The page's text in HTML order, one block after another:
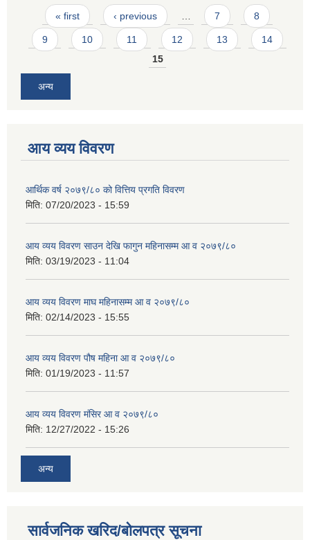
Pages
« first ‹ previous 7 8
9 10 11 12 13
14
15
अन्य
आय व्यय विवरण
आर्थिक वर्ष २०७९/८० को वित्तिय प्रगति विवरण
मिति: 07/20/2023 - 15:59
आय व्यय विवरण साउन देखि फागुन महिनासम्म आ व २०७९/८०
मिति: 03/19/2023 - 11:04
आय व्यय विवरण माघ महिनासम्म आ व २०७९/८०
मिति: 02/14/2023 - 15:55
आय व्यय विवरण पौष महिना आ व २०७९/८०
मिति: 01/19/2023 - 11:57
आय व्यय विवरण मंसिर आ व २०७९/८०
मिति: 12/27/2022 - 15:26
अन्य
सार्वजनिक खरिद/बोलपत्र सूचना